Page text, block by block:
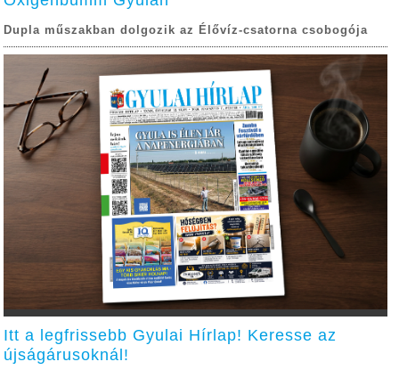
Dupla műszakban dolgozik az Élővíz-csatorna csobogója
Itt a legfrissebb Gyulai Hírlap! Keresse az
újságárusoknál!